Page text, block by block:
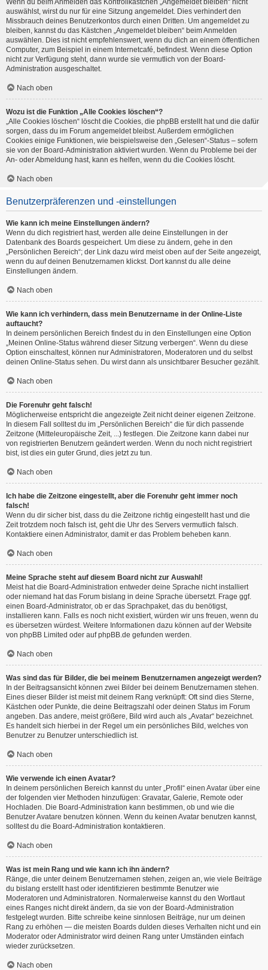
Wenn du beim Anmelden das Kontrollkästchen „Angemeldet bleiben“ nicht
auswählst, wirst du nur für eine Sitzung angemeldet. Dies verhindert den
Missbrauch deines Benutzerkontos durch einen Dritten. Um angemeldet zu
bleiben, kannst du das Kästchen „Angemeldet bleiben“ beim Anmelden
auswählen. Dies ist nicht empfehlenswert, wenn du dich an einem öffentlichen
Computer, zum Beispiel in einem Internetcafé, befindest. Wenn diese Option
nicht zur Verfügung steht, dann wurde sie vermutlich von der Board-
Administration ausgeschaltet.
Nach oben
Wozu ist die Funktion „Alle Cookies löschen“?
„Alle Cookies löschen“ löscht die Cookies, die phpBB erstellt hat und die dafür
sorgen, dass du im Forum angemeldet bleibst. Außerdem ermöglichen
Cookies einige Funktionen, wie beispielsweise den „Gelesen“-Status – sofern
sie von der Board-Administration aktiviert wurden. Wenn du Probleme bei der
An- oder Abmeldung hast, kann es helfen, wenn du die Cookies löscht.
Nach oben
Benutzerpräferenzen und -einstellungen
Wie kann ich meine Einstellungen ändern?
Wenn du dich registriert hast, werden alle deine Einstellungen in der
Datenbank des Boards gespeichert. Um diese zu ändern, gehe in den
„Persönlichen Bereich“; der Link dazu wird meist oben auf der Seite angezeigt,
wenn du auf deinen Benutzernamen klickst. Dort kannst du alle deine
Einstellungen ändern.
Nach oben
Wie kann ich verhindern, dass mein Benutzername in der Online-Liste
auftaucht?
In deinem persönlichen Bereich findest du in den Einstellungen eine Option
„Meinen Online-Status während dieser Sitzung verbergen“. Wenn du diese
Option einschaltest, können nur Administratoren, Moderatoren und du selbst
deinen Online-Status sehen. Du wirst dann als unsichtbarer Besucher gezählt.
Nach oben
Die Forenuhr geht falsch!
Möglicherweise entspricht die angezeigte Zeit nicht deiner eigenen Zeitzone.
In diesem Fall solltest du im „Persönlichen Bereich“ die für dich passende
Zeitzone (Mitteleuropäische Zeit, ...) festlegen. Die Zeitzone kann dabei nur
von registrierten Benutzern geändert werden. Wenn du noch nicht registriert
bist, ist dies ein guter Grund, dies jetzt zu tun.
Nach oben
Ich habe die Zeitzone eingestellt, aber die Forenuhr geht immer noch
falsch!
Wenn du dir sicher bist, dass du die Zeitzone richtig eingestellt hast und die
Zeit trotzdem noch falsch ist, geht die Uhr des Servers vermutlich falsch.
Kontaktiere einen Administrator, damit er das Problem beheben kann.
Nach oben
Meine Sprache steht auf diesem Board nicht zur Auswahl!
Meist hat die Board-Administration entweder deine Sprache nicht installiert
oder niemand hat das Forum bislang in deine Sprache übersetzt. Frage ggf.
einen Board-Administrator, ob er das Sprachpaket, das du benötigst,
installieren kann. Falls es noch nicht existiert, würden wir uns freuen, wenn du
es übersetzen würdest. Weitere Informationen dazu können auf der Website
von phpBB Limited oder aufphpBB.de gefunden werden.
Nach oben
Was sind das für Bilder, die bei meinem Benutzernamen angezeigt werden?
In der Beitragsansicht können zwei Bilder bei deinem Benutzernamen stehen.
Eines dieser Bilder ist meist mit deinem Rang verknüpft: Oft sind dies Sterne,
Kästchen oder Punkte, die deine Beitragszahl oder deinen Status im Forum
angeben. Das andere, meist größere, Bild wird auch als „Avatar“ bezeichnet.
Es handelt sich hierbei in der Regel um ein persönliches Bild, welches von
Benutzer zu Benutzer unterschiedlich ist.
Nach oben
Wie verwende ich einen Avatar?
In deinem persönlichen Bereich kannst du unter „Profil“ einen Avatar über eine
der folgenden vier Methoden hinzufügen: Gravatar, Galerie, Remote oder
Hochladen. Die Board-Administration kann bestimmen, ob und wie die
Benutzer Avatare benutzen können. Wenn du keinen Avatar benutzen kannst,
solltest du die Board-Administration kontaktieren.
Nach oben
Was ist mein Rang und wie kann ich ihn ändern?
Ränge, die unter deinem Benutzernamen stehen, zeigen an, wie viele Beiträge
du bislang erstellt hast oder identifizieren bestimmte Benutzer wie
Moderatoren und Administratoren. Normalerweise kannst du den Wortlaut
eines Ranges nicht direkt ändern, da sie von der Board-Administration
festgelegt wurden. Bitte schreibe keine sinnlosen Beiträge, nur um deinen
Rang zu erhöhen — die meisten Boards dulden dieses Verhalten nicht und ein
Moderator oder Administrator wird deinen Rang unter Umständen einfach
wieder zurücksetzen.
Nach oben